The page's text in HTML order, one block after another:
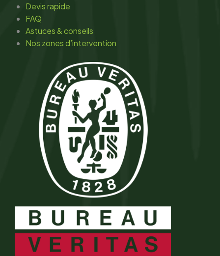
Devis rapide
FAQ
Astuces & conseils
Nos zones d’intervention